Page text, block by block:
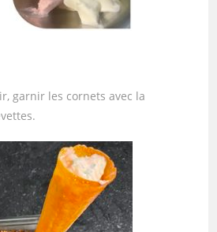
garnir les cornets avec la